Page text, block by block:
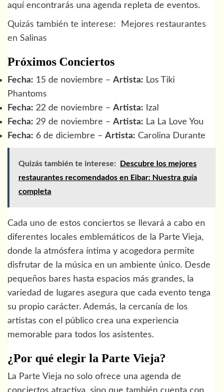
aquí encontrarás una agenda repleta de eventos.
Quizás también te interese:
Mejores restaurantes
en Salinas
Próximos Conciertos
Fecha: 15 de noviembre – Artista: Los Tiki
Phantoms
Fecha: 22 de noviembre – Artista: Izal
Fecha: 29 de noviembre – Artista: La La Love You
Fecha: 6 de diciembre – Artista: Carolina Durante
Quizás también te interese:
Descubre los mejores
restaurantes recomendados en Eibar: Nuestra guía
completa
Cada uno de estos conciertos se llevará a cabo en
diferentes locales emblemáticos de la Parte Vieja,
donde la atmósfera íntima y acogedora permite
disfrutar de la música en un ambiente único. Desde
pequeños bares hasta espacios más grandes, la
variedad de lugares asegura que cada evento tenga
su propio carácter. Además, la cercanía de los
artistas con el público crea una experiencia
memorable para todos los asistentes.
¿Por qué elegir la Parte Vieja?
La Parte Vieja no solo ofrece una agenda de